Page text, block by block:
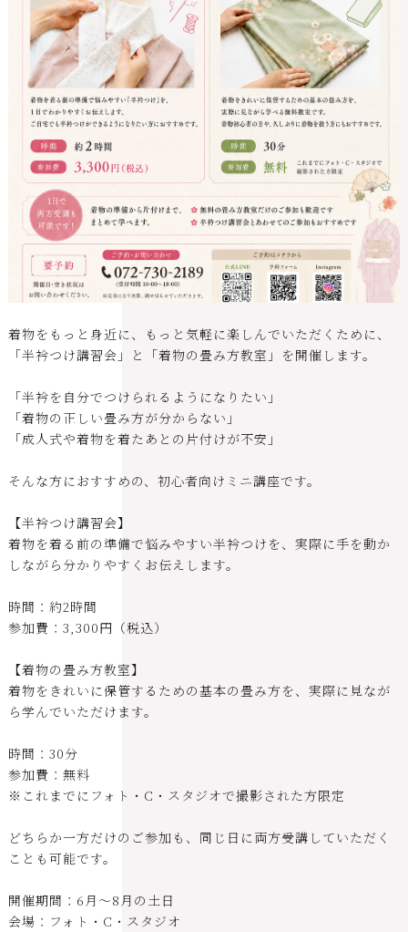
着物をもっと身近に、もっと気軽に楽しんでいただくために、
「半衿つけ講習会」と「着物の畳み方教室」を開催します。
「半衿を自分でつけられるようになりたい」
「着物の正しい畳み方が分からない」
「成人式や着物を着たあとの片付けが不安」
そんな方におすすめの、初心者向けミニ講座です。
【半衿つけ講習会】
着物を着る前の準備で悩みやすい半衿つけを、実際に手を動か
しながら分かりやすくお伝えします。
時間：約2時間
参加費：3,300円（税込）
【着物の畳み方教室】
着物をきれいに保管するための基本の畳み方を、実際に見なが
ら学んでいただけます。
時間：30分
参加費：無料
※これまでにフォト・C・スタジオで撮影された方限定
どちらか一方だけのご参加も、同じ日に両方受講していただく
ことも可能です。
開催期間：6月～8月の土日
会場：フォト・C・スタジオ